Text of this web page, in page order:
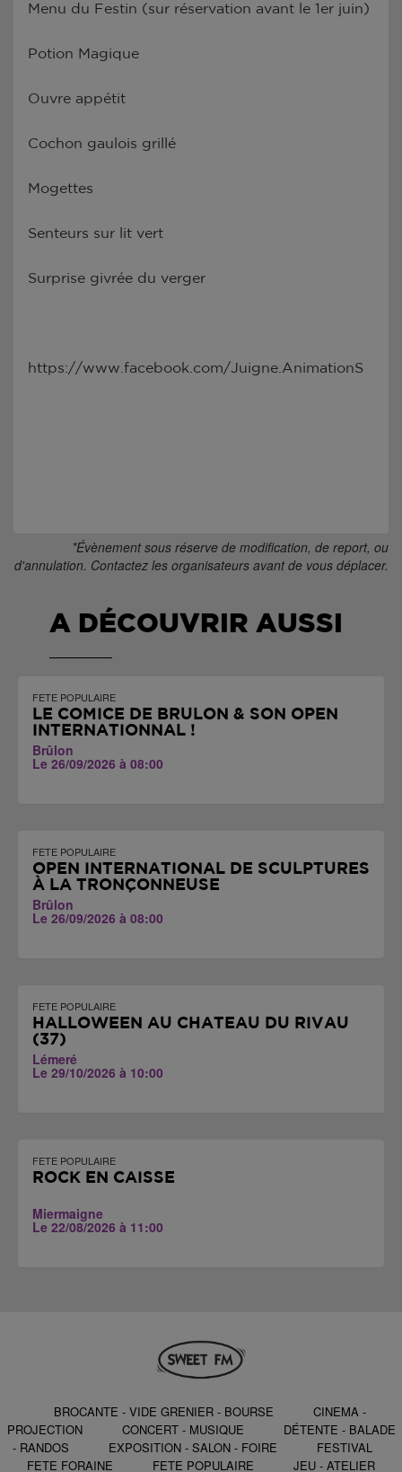
Menu du Festin (sur réservation avant le 1er juin)
Potion Magique
Ouvre appétit
Cochon gaulois grillé
Mogettes
Senteurs sur lit vert
Surprise givrée du verger
https://www.facebook.com/Juigne.AnimationS
*Évènement sous réserve de modification, de report, ou
d'annulation. Contactez les organisateurs avant de vous déplacer.
A DÉCOUVRIR AUSSI
FETE POPULAIRE
LE COMICE DE BRÛLON & SON OPEN
INTERNATIONNAL !
Brûlon
Le 26/09/2026 à 08:00
FETE POPULAIRE
OPEN INTERNATIONAL DE SCULPTURES
À LA TRONÇONNEUSE
Brûlon
Le 26/09/2026 à 08:00
FETE POPULAIRE
HALLOWEEN AU CHÂTEAU DU RIVAU
(37)
Lémeré
Le 29/10/2026 à 10:00
FETE POPULAIRE
ROCK EN CAISSE
Miermaigne
Le 22/08/2026 à 11:00
BROCANTE - VIDE GRENIER - BOURSE
CINEMA -
PROJECTION
CONCERT - MUSIQUE
DÉTENTE - BALADE
- RANDOS
EXPOSITION - SALON - FOIRE
FESTIVAL
FETE FORAINE
FETE POPULAIRE JEU - ATELIER